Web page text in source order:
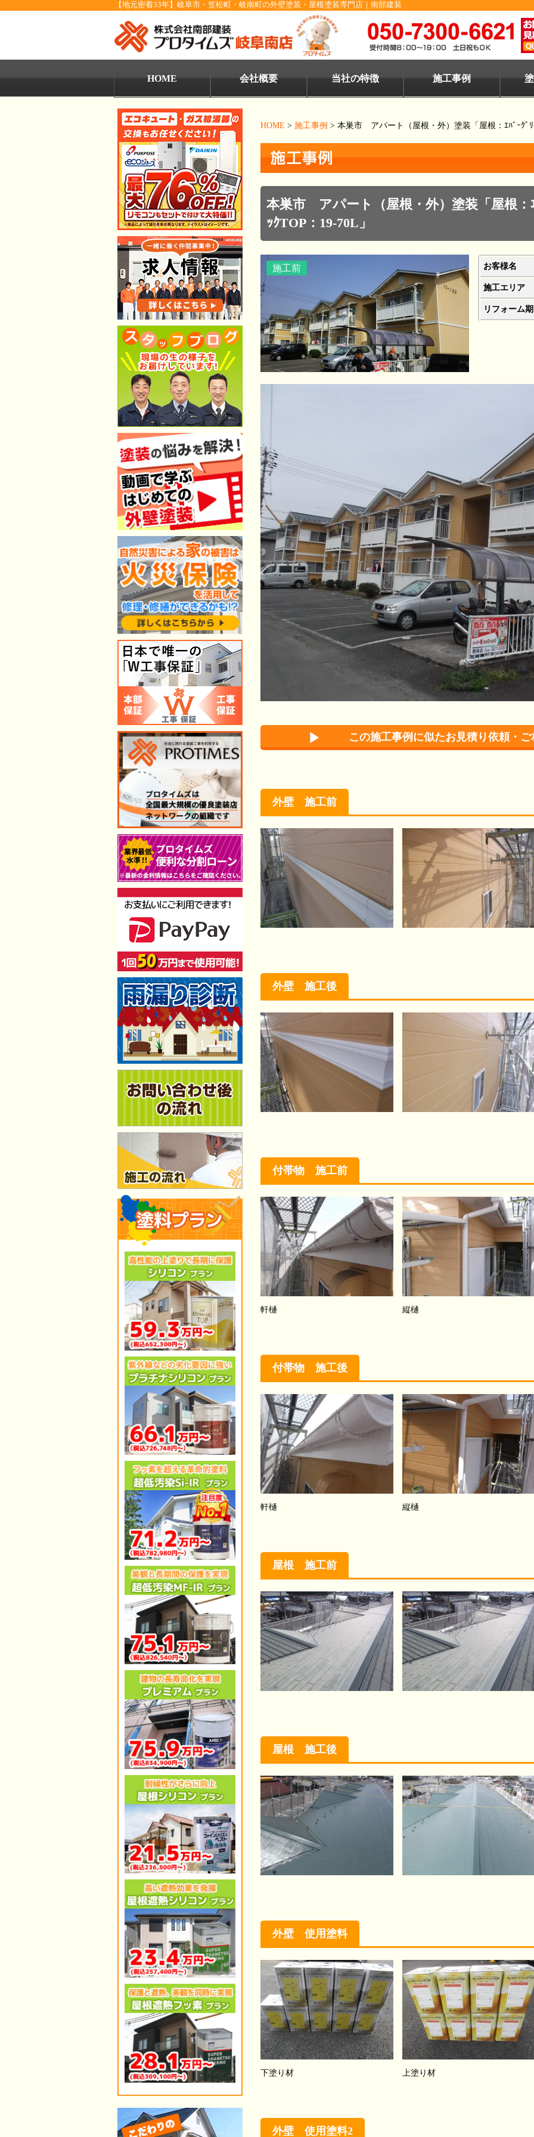
【地元密着33年】岐阜市・笠松町・岐南町の外壁塗装・屋根塗装専門店｜南部建装
HOME 会社概要 当社の特徴 施工事例
HOME > 施工事例 > 本巣市 アパート（屋根・外）塗装「屋根：ｴﾊﾞｰｸﾞ
本巣市 アパート（屋根・外）塗装「屋根：
ｯｸTOP：19-70L」
施工前 お客様名
施工エリア
リフォーム
この施工事例に似たお見積り依頼・
外壁 施工前
外壁 施工後
付帯物 施工前
軒樋 縦樋
付帯物 施工後
軒樋 縦樋
屋根 施工前
屋根 施工後
外壁 使用塗料
下塗り材 上塗り材
外壁 使用塗料2